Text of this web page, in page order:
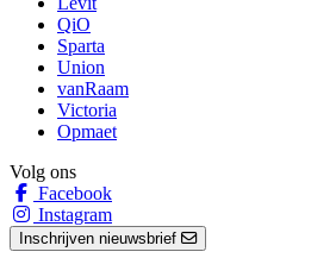
QiO
Sparta
Union
vanRaam
Victoria
Opmaet
Volg ons
Facebook
Instagram
Inschrijven nieuwsbrief